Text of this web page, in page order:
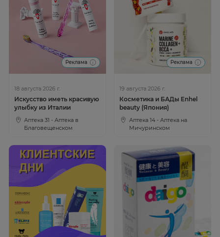
Реклама
18 августа 2026 г.
Искусство иметь красивую
улыбку из Италии
Аптека 31 - Аптека в
Благовещенском
Реклама
19 августа 2026 г.
Косметика и БАДы Enhel
beauty (Япония)
Аптека 14 - Аптека на
Мичуринском